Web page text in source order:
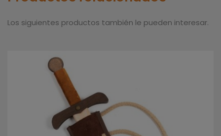
Los siguientes productos también le pueden interesar.